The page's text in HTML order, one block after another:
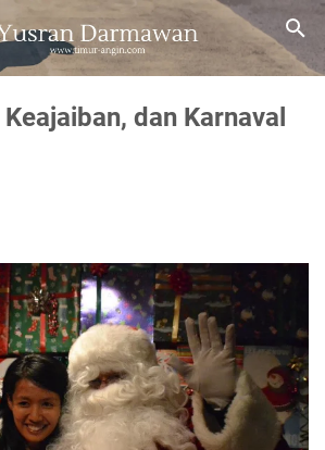
dan Karnaval